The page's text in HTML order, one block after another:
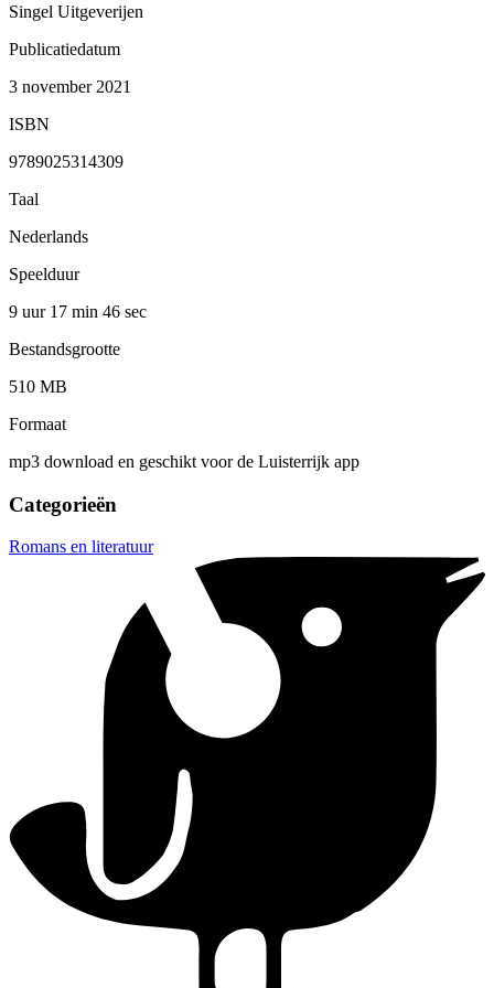
Singel Uitgeverijen
Publicatiedatum
3 november 2021
ISBN
9789025314309
Taal
Nederlands
Speelduur
9 uur 17 min 46 sec
Bestandsgrootte
510 MB
Formaat
mp3 download en geschikt voor de Luisterrijk app
Categorieën
Romans en literatuur